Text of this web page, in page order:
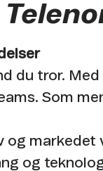
du tror.
Som
og markedet
og